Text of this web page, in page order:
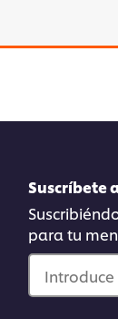
Suscríbete
para tu